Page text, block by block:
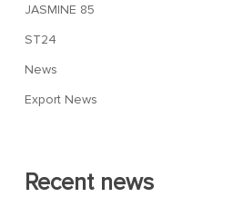
JASMINE 85
ST24
News
Export News
Recent news